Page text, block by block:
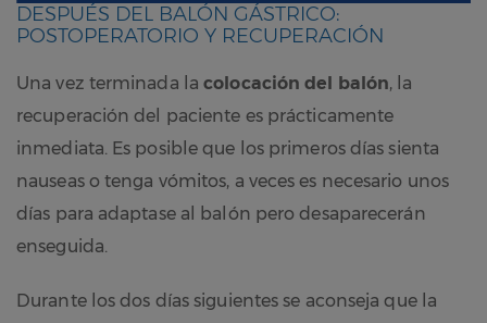
DESPUÉS DEL BALÓN GÁSTRICO:
POSTOPERATORIO Y RECUPERACIÓN
Una vez terminada lacolocación del balón, la
recuperación del paciente es prácticamente
inmediata. Es posible que los primeros días sienta
nauseas o tenga vómitos, a veces es necesario unos
días para adaptase al balón pero desaparecerán
enseguida.
Durante los dos días siguientes se aconseja que la